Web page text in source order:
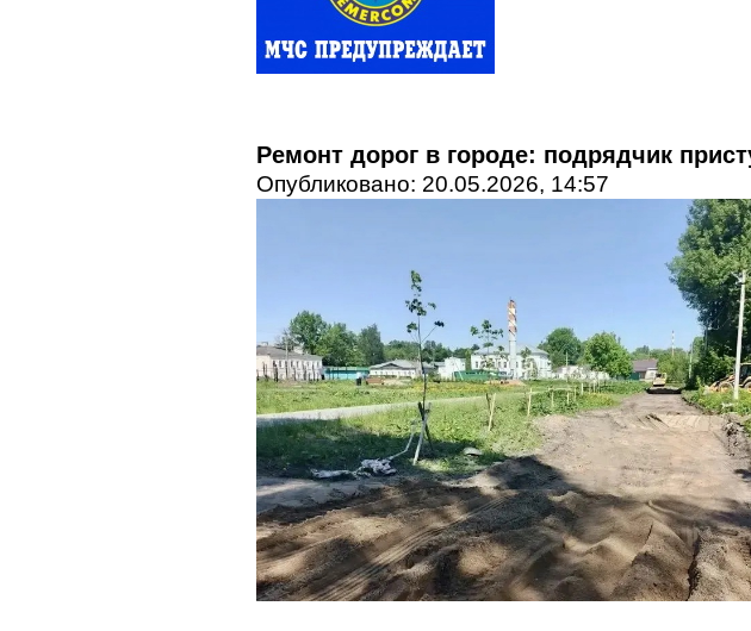
Ремонт дорог в городе: подрядчик
Опубликовано: 20.05.2026, 14:57